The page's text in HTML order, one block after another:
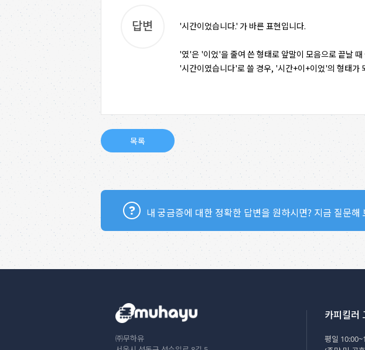
'시간이었습니다.' 가 바른 표현입니다.
'였'은 '이었'을 줄여 쓴 형태로 앞말이 모음으로 끝날 때
'시간이였습니다'로 쓸 경우, '시간+이+이었'의 형태가
내 궁금증에 대한 정확한 답변을 원하시면? 지금 질문해
㈜무하유
카피킬러
평일